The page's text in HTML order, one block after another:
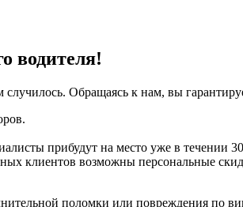
водителя!
Обращаясь к нам, вы
прибудут на место уже в течении
клиентов возможны персональные
поломки или повреждения по